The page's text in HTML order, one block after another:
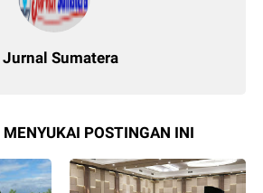
Jurnal Sumatera
POSTINGAN INI